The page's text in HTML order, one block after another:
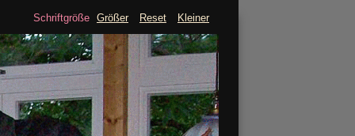
Schriftgröße Größer Reset Kleiner